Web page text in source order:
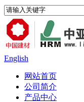
English
网站首页
公司简介
产品中心